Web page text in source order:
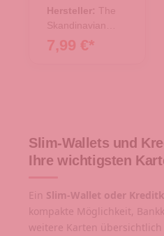
Hersteller: The
Skandinavian
Brand
7,99 €*
Slim-Wallets und
Ihre wichtigsten
Ein Slim-Wallet oder
kompakte Möglichkeit,
weitere Karten